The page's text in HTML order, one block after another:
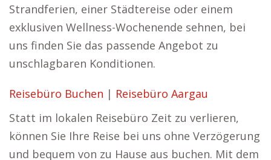
Strandferien, einer Städtereise oder einem
exklusiven Wellness-Wochenende sehnen, bei
uns finden Sie das passende Angebot zu
unschlagbaren Konditionen.
Reisebüro Buchen | Reisebüro Aargau
Statt im lokalen Reisebüro Zeit zu verlieren,
können Sie Ihre Reise bei uns ohne Verzögerung
und bequem von zu Hause aus buchen. Mit dem